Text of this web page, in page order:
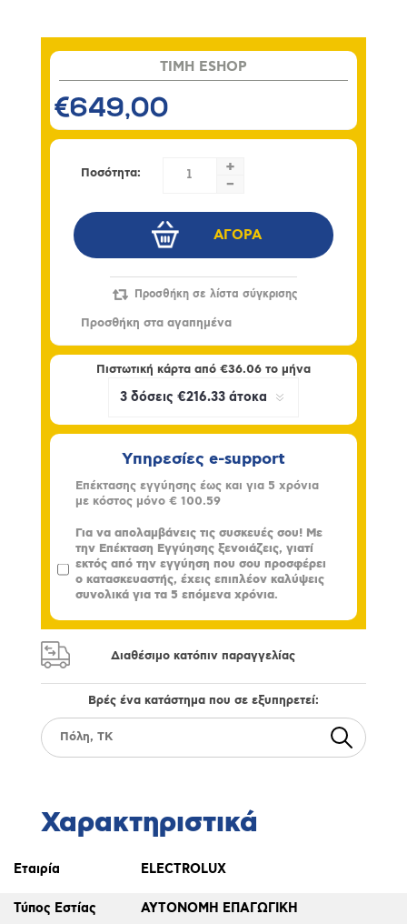
TIMH ESHOP
€649,00
Ποσότητα:
+
-
Πιστωτική κάρτα από €36.06το μήνα
Υπηρεσίες e-support
Επέκτασης εγγύησης έως και για 5 χρόνια
με κόστος μόνο € 100.59
Για να απολαμβάνεις τις συσκευές σου! Με
την Επέκταση Εγγύησης ξενοιάζεις, γιατί
εκτός από την εγγύηση που σου προσφέρει
ο κατασκευαστής, έχεις επιπλέον καλύψεις
συνολικά για τα 5 επόμενα χρόνια.
Διαθέσιμο κατόπιν παραγγελίας
Βρές ένα κατάστημα που σε εξυπηρετεί:
Χαρακτηριστικά
Εταιρία ELECTROLUX
Τύπος Εστίας ΑΥΤΟΝΟΜΗ ΕΠΑΓΩΓΙΚΗ